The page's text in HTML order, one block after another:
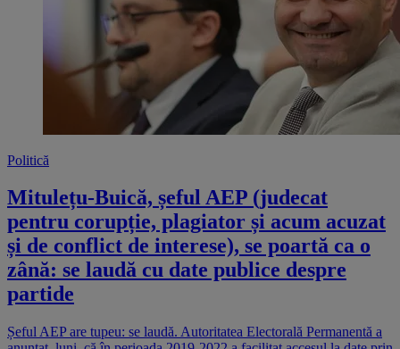
Politică
Mitulețu-Buică, șeful AEP (judecat
pentru corupție, plagiator și acum acuzat
și de conflict de interese), se poartă ca o
zână: se laudă cu date publice despre
partide
Șeful AEP are tupeu: se laudă. Autoritatea Electorală Permanentă a